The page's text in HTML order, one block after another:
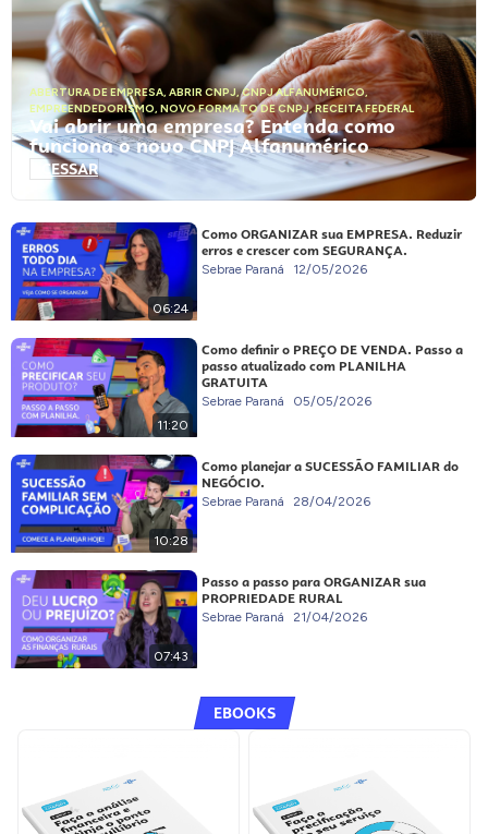
ABERTURA DE EMPRESA, ABRIR CNPJ,CNPJ ALFANUMÉRICO,
EMPREENDEDORISMO, NOVO FORMATO DE CNPJ,RECEITA FEDERAL
Vai abrir uma empresa? Entenda como
funciona o novo CNPJ Alfanumérico
ACESSAR
06:24
Como ORGANIZAR sua EMPRESA. Reduzir
erros e crescer com SEGURANÇA.
Sebrae Paraná 12/05/2026
11:20
Como definir o PREÇO DE VENDA. Passo a
passo atualizado com PLANILHA
GRATUITA
Sebrae Paraná 05/05/2026
10:28
Como planejar a SUCESSÃO FAMILIAR do
NEGÓCIO.
Sebrae Paraná 28/04/2026
07:43
Passo a passo para ORGANIZAR sua
PROPRIEDADE RURAL
Sebrae Paraná 21/04/2026
EBOOKS